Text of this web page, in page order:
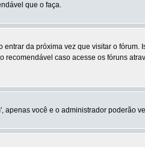
que o faça.
da próxima vez que visitar o
caso acesse os fóruns
você e o administrador